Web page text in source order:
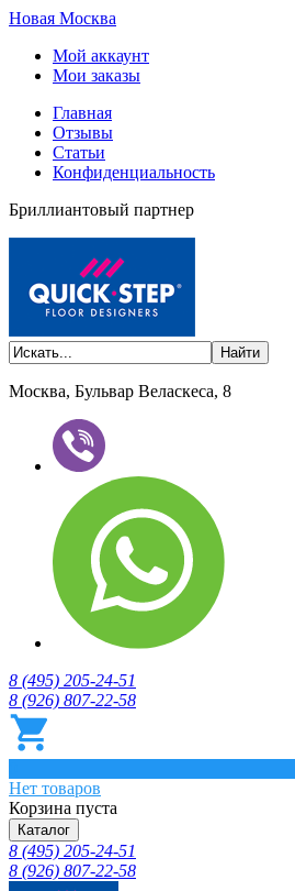
Новая Москва
Мой аккаунт
Мои заказы
Главная
Отзывы
Статьи
Конфиденциальность
Бриллиантовый партнер
Москва, Бульвар Веласкеса, 8
8 (495) 205-24-51
8 (926) 807-22-58
Нет товаров
Корзина пуста
Каталог
8 (495) 205-24-51
8 (926) 807-22-58